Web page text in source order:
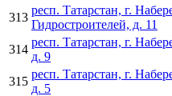
313
респ. Татарстан, г.
Гидростроителей, д. 11
314
респ. Татарстан, г.
д. 9
315
респ. Татарстан, г.
д. 5